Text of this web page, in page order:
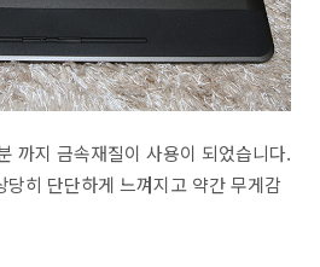
까지 금속재질이 사용이 되었습니다.
당히 단단하게 느껴지고 약간 무게감